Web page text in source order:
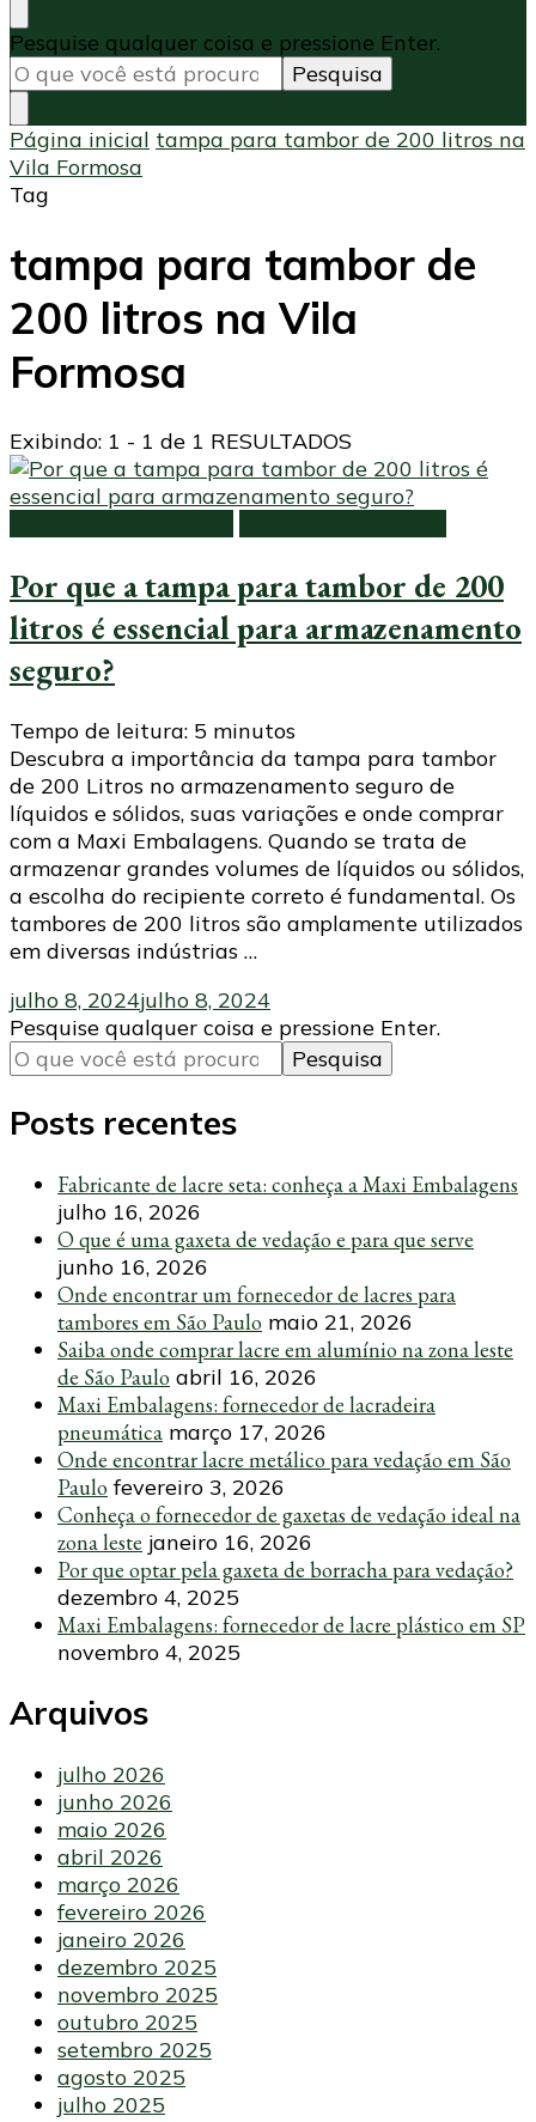
Procurando
algo?
Pesquise qualquer coisa e pressione Enter.
Página inicial tampa para tambor de 200 litros na
Vila Formosa
Tag
tampa para tambor de
200 litros na Vila
Formosa
Exibindo: 1 - 1 de 1 RESULTADOS
Por que a tampa para tambor de 200
litros é essencial para armazenamento
seguro?
Tempo de leitura: 5 minutos
Descubra a importância da tampa para tambor
de 200 Litros no armazenamento seguro de
líquidos e sólidos, suas variações e onde comprar
com a Maxi Embalagens. Quando se trata de
armazenar grandes volumes de líquidos ou sólidos,
a escolha do recipiente correto é fundamental. Os
tambores de 200 litros são amplamente utilizados
em diversas indústrias …
julho 8, 2024julho 8, 2024
Procurando
algo?
Pesquise qualquer coisa e pressione Enter.
Posts recentes
Fabricante de lacre seta: conheça a Maxi Embalagens
julho 16, 2026
O que é uma gaxeta de vedação e para que serve
junho 16, 2026
Onde encontrar um fornecedor de lacres para
tambores em São Paulo maio 21, 2026
Saiba onde comprar lacre em alumínio na zona leste
de São Paulo abril 16, 2026
Maxi Embalagens: fornecedor de lacradeira
pneumática março 17, 2026
Onde encontrar lacre metálico para vedação em São
Paulo fevereiro 3, 2026
Conheça o fornecedor de gaxetas de vedação ideal na
zona leste janeiro 16, 2026
Por que optar pela gaxeta de borracha para vedação?
dezembro 4, 2025
Maxi Embalagens: fornecedor de lacre plástico em SP
novembro 4, 2025
Arquivos
julho 2026
junho 2026
maio 2026
abril 2026
março 2026
fevereiro 2026
janeiro 2026
dezembro 2025
novembro 2025
outubro 2025
setembro 2025
agosto 2025
julho 2025